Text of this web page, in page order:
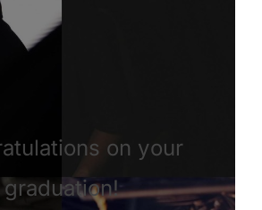
on your
graduation!